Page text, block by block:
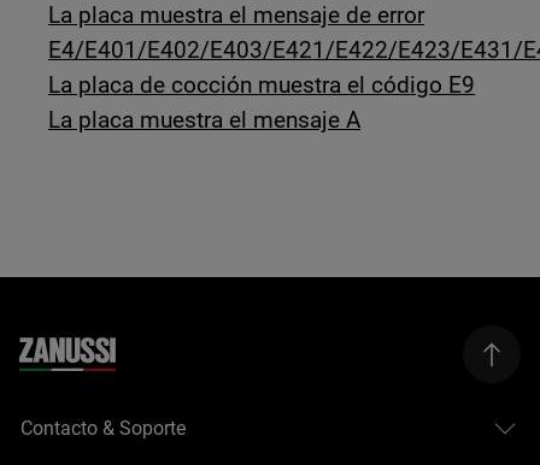
La placa muestra el mensaje de error
E4/E401/E402/E403/E421/E422/E423/E431/
La placa de cocción muestra el código E9
La placa muestra el mensaje A
Contacto & Soporte